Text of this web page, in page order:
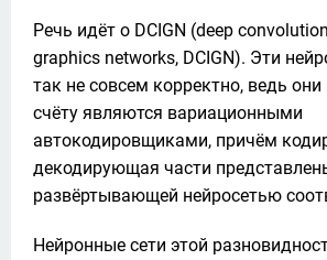
Речь идёт о DCIGN (deep
graphics networks, DCIGN). Эти
так не совсем корректно, ведь
счёту являются вариационными
автокодировщиками, причём
декодирующая части
развёртывающей нейросетью
Нейронные сети этой